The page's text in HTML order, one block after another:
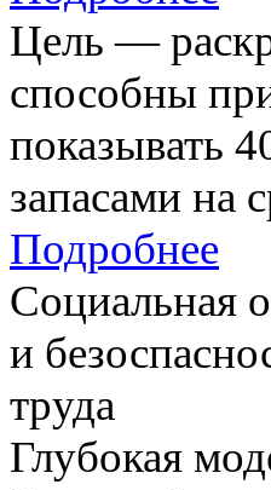
Цель —
способны
показывать
запасами на
Подробнее
Социальная
и
труда
Глубокая